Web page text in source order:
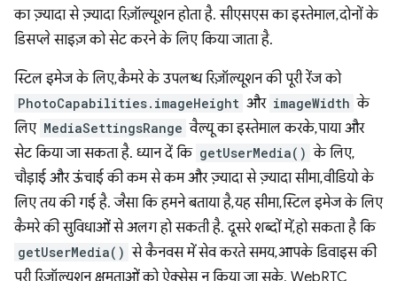
का ज़्यादा से ज़्यादा रिज़ॉल्यूशन होता है. सीएसएस का इस्तेमाल, दोनों के
डिसप्ले साइज़ को सेट करने के लिए किया जाता है.
स्टिल इमेज के लिए, कैमरे के उपलब्ध रिज़ॉल्यूशन की पूरी रेंज को
PhotoCapabilities.imageHeight और imageWidth के
लिए MediaSettingsRange वैल्यू का इस्तेमाल करके, पाया और
सेट किया जा सकता है. ध्यान दें कि getUserMedia() के लिए,
चौड़ाई और ऊंचाई की कम से कम और ज़्यादा से ज़्यादा सीमा, वीडियो के
लिए तय की गई है. जैसा कि हमने बताया है, यह सीमा, स्टिल इमेज के लिए
कैमरे की सुविधाओं से अलग हो सकती है. दूसरे शब्दों में, हो सकता है कि
getUserMedia() से कैनवस में सेव करते समय, आपके डिवाइस की
पूरी रिज़ॉल्यूशन क्षमताओं को ऐक्सेस न किया जा सके. WebRTC